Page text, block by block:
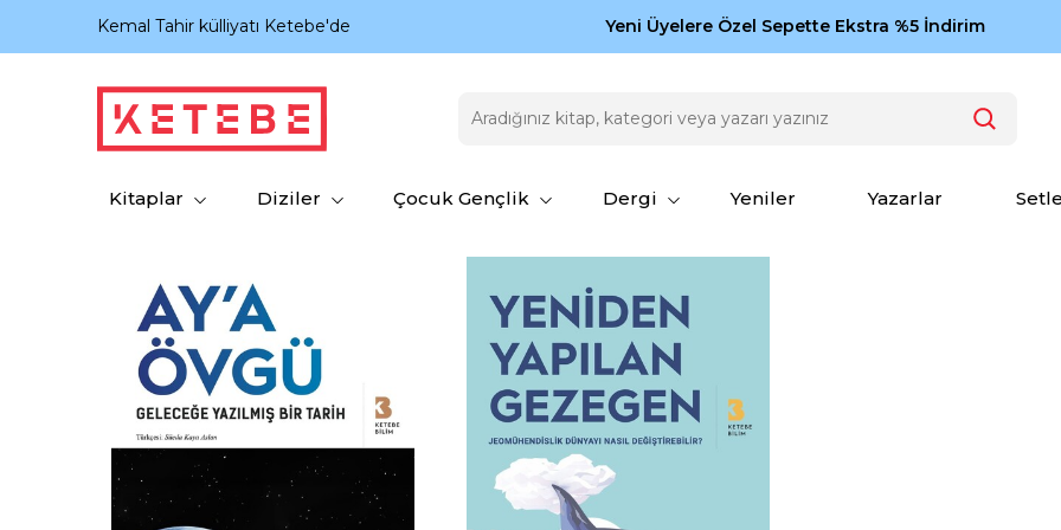
Kemal Tahir külliyatı Ketebe'de Zamansız eserler Ketebe'de: Cengiz Aytmatov
Yeni Üyelere Özel Sepette Ekstra %5 İndirim
Kitaplar Diziler Çocuk Gençlik Dergi Yeniler Yazarlar